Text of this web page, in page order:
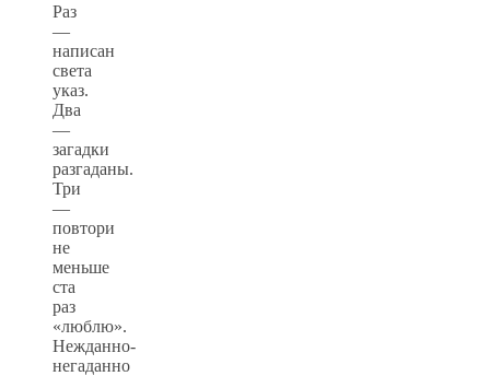
Раз
—
написан
света
указ.
Два
—
загадки
разгаданы.
Три
—
повтори
не
меньше
ста
раз
«люблю».
Нежданно-
негаданно